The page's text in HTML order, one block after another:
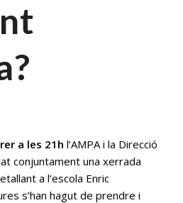
a les 21h l’AMPA i la Direcció
conjuntament una xerrada
a l’escola Enric
s’han hagut de prendre i